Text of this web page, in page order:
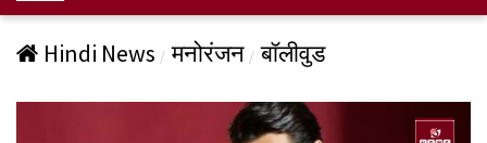
o
gHindi News मनोरंजन बॉलीवुड